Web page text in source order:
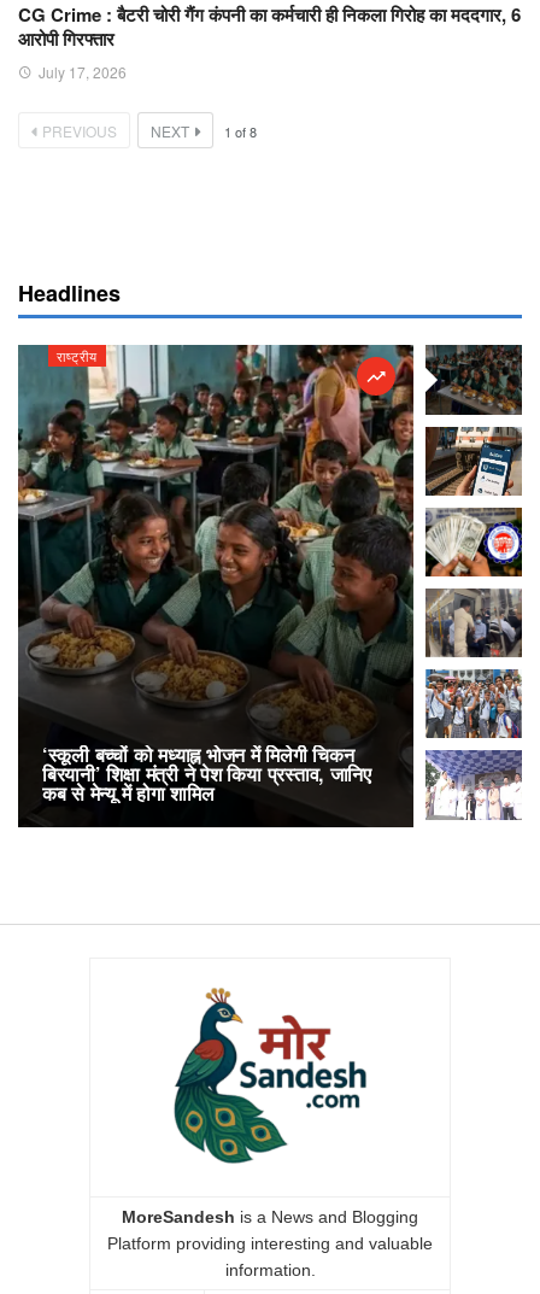
CG Crime : बैटरी चोरी गैंग कंपनी का कर्मचारी ही निकला गिरोह का मददगार, 6
आरोपी गिरफ्तार
July 17, 2026
PREVIOUS NEXT 1 of8
Headlines
राष्ट्रीय
‘स्कूली बच्चों को मध्याह्न भोजन में मिलेगी चिकन
बिरयानी’ शिक्षा मंत्री ने पेश किया प्रस्ताव, जानिए
कब से मेन्यू में होगा शामिल
राष्ट्रीय
RailOne
लोकप्रिय,
अनारक्षित
MoreSandesh is a News and Blogging
Platform providing interesting and valuable
information.